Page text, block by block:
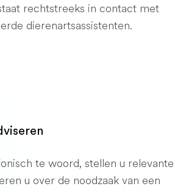
rechtstreeks in contact met
dierenartsassistenten.
te woord, stellen u relevante
u over de noodzaak van een